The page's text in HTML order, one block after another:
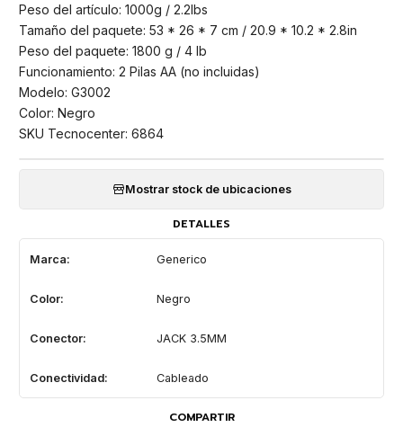
Peso del artículo: 1000g / 2.2lbs
Tamaño del paquete: 53 * 26 * 7 cm / 20.9 * 10.2 * 2.8in
Peso del paquete: 1800 g / 4 lb
Funcionamiento: 2 Pilas AA (no incluidas)
Modelo: G3002
Color: Negro
SKU Tecnocenter: 6864
Mostrar stock de ubicaciones
DETALLES
Marca: Generico
Color: Negro
Conector: JACK 3.5MM
Conectividad: Cableado
COMPARTIR